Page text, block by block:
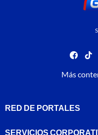
Más
RED DE PORTALES
SERVICIOS